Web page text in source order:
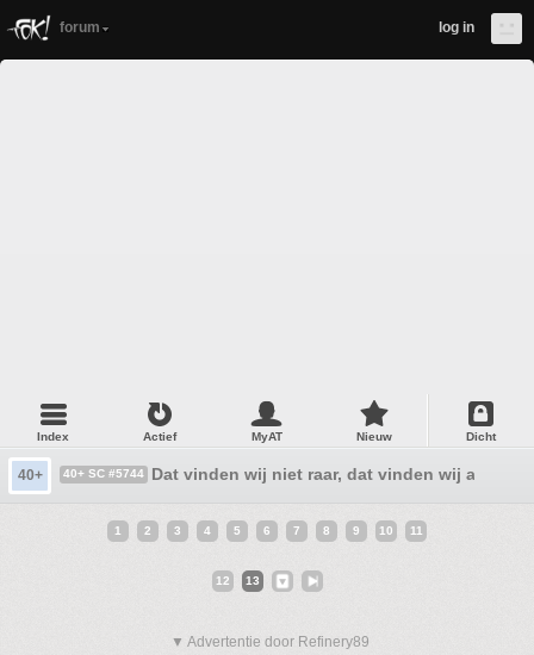
forum log in
Index Actief MyAT Nieuw Dicht
40+ 40+ SC #5744 Dat vinden wij niet raar, dat vinden wij alleen
1 2 3 4 5 6 7 8 9 10 11
12 13
▼ Advertentie door Refinery89